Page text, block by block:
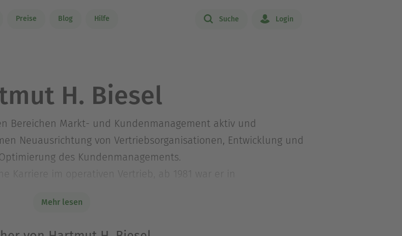
Preise Blog Hilfe Suche Login
H. Biesel
Bereichen Markt- und Kundenmanagement aktiv und
Neuausrichtung von Vertriebsorganisationen, Entwicklung und
des Kundenmanagements.
Karriere im operativen Vertrieb, ab 1981 war er in
optimieren wollen. Von der umfassenden
Mehr lesen